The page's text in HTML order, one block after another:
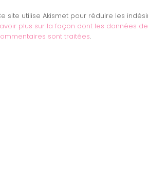
site utilise Akismet pour réduire les
plus sur la façon dont les données
sont traitées.